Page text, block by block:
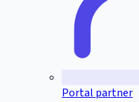
Portal partner